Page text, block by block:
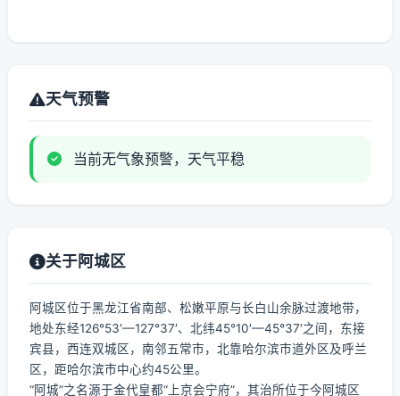
天气预警
当前无气象预警，天气平稳
关于阿城区
阿城区位于黑龙江省南部、松嫩平原与长白山余脉过渡地带，
地处东经126°53′—127°37′、北纬45°10′—45°37′之间，东接
宾县，西连双城区，南邻五常市，北靠哈尔滨市道外区及呼兰
区，距哈尔滨市中心约45公里。
“阿城”之名源于金代皇都“上京会宁府”，其治所位于今阿城区